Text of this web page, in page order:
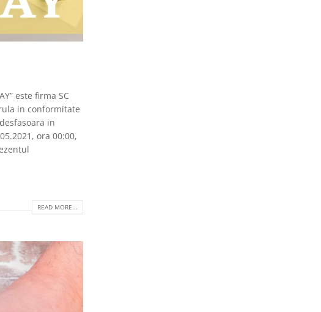
este firma SC
in conformitate
in
ora 00:00,
READ MORE...